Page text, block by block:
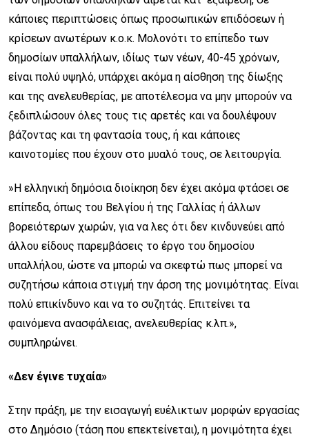
κάποιες περιπτώσεις όπως προσωπικών επιδόσεων ή
κρίσεων ανωτέρων κ.ο.κ. Μολονότι το επίπεδο των
δημοσίων υπαλλήλων, ιδίως των νέων, 40-45 χρόνων,
είναι πολύ υψηλό, υπάρχει ακόμα η αίσθηση της δίωξης
και της ανελευθερίας, με αποτέλεσμα να μην μπορούν να
ξεδιπλώσουν όλες τους τις αρετές και να δουλέψουν
βάζοντας και τη φαντασία τους, ή και κάποιες
καινοτομίες που έχουν στο μυαλό τους, σε λειτουργία.
»Η ελληνική δημόσια διοίκηση δεν έχει ακόμα φτάσει σε
επίπεδα, όπως του Βελγίου ή της Γαλλίας ή άλλων
βορειότερων χωρών, για να λες ότι δεν κινδυνεύει από
άλλου είδους παρεμβάσεις το έργο του δημοσίου
υπαλλήλου, ώστε να μπορώ να σκεφτώ πως μπορεί να
συζητήσω κάποια στιγμή την άρση της μονιμότητας. Είναι
πολύ επικίνδυνο και να το συζητάς. Επιτείνει τα
φαινόμενα ανασφάλειας, ανελευθερίας κ.λπ.»,
συμπληρώνει.
«Δεν έγινε τυχαία»
Στην πράξη, με την εισαγωγή ευέλικτων μορφών εργασίας
στο Δημόσιο (τάση που επεκτείνεται), η μονιμότητα έχει